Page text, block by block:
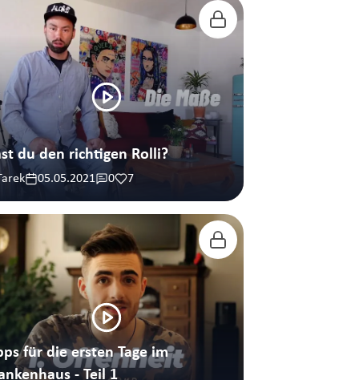
du den richtigen Rolli?
05.05.2021 0 7
für die ersten Tage im
- Teil 1